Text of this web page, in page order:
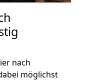
nach
möglichst